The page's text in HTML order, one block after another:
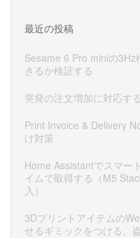
最近の投稿
Sesame 6 Pro miniの3Hz
きるか検証する
突発の注文増加に対応す
Print Invoice & Delivery
け対策
Home Assistantでスマー
イムで取得する（M5
入）
3Dプリントアイテムの
せるギミックをつける。